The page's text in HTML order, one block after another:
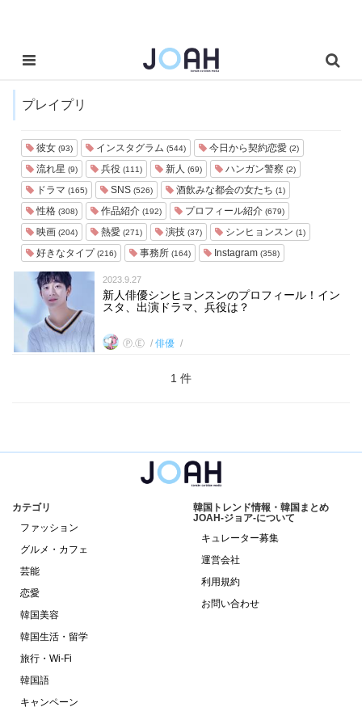
プレイプリ
彼女 (93) インスタグラム (544) 今日から契約恋愛 (2)
流れ星 (9) 兵役 (111) 新人 (69) ハンガン警察 (2)
ドラマ (165) SNS (526) 酒飲みな都会の女たち (1)
性格 (308) 作品紹介 (192) プロフィール紹介 (679)
映画 (204) 熱愛 (271) 演技 (37) シンヒョンスン (1)
好きなタイプ(216) 事務所 (164) Instagram (358)
2023.9.27
新人俳優シンヒョンスンのプロフィール！イン
スタ、出演ドラマ、兵役は？
Ⓟ.Ⓔ 俳優
1 件
カテゴリ
ファッション
グルメ・カフェ
芸能
恋愛
韓国美容
韓国生活・留学
旅行・Wi-Fi
韓国語
キャンペーン
韓国トレンド情報・韓国まとめ
JOAH-ジョア-について
キュレーター募集
運営会社
利用規約
お問い合わせ